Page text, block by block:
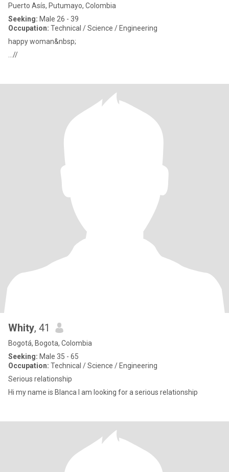
Puerto Asís, Putumayo, Colombia
Seeking: Male 26 - 39
Occupation: Technical / Science / Engineering
happy woman&nbsp;
...//
Whity, 41
Bogotá, Bogota, Colombia
Seeking: Male 35 - 65
Occupation: Technical / Science / Engineering
Serious relationship
Hi my name is Blanca I am looking for a serious relationship